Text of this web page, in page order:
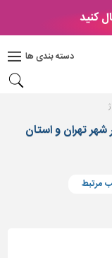
کنید
دسته بندی ها
تهران و استان
مرتبط